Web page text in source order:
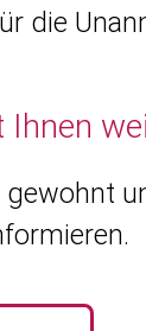
die
Ihnen